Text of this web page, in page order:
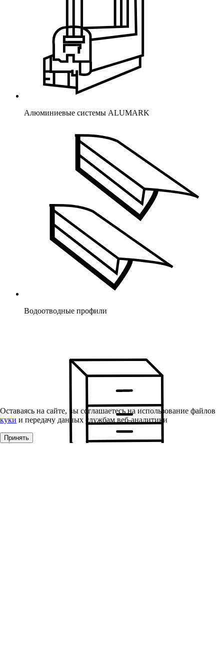
Алюминиевые системы ALUMARK
Водоотводные профили
Оставаясь на сайте, вы соглашаетесь на использование файлов
куки и передачу данных службам веб-аналитики
Принять